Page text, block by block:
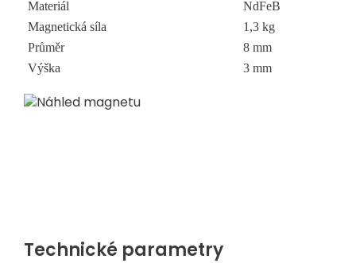
Materiál
NdFeB
Magnetická síla
1,3 kg
Průměr
8 mm
Výška
3 mm
Technické parametry